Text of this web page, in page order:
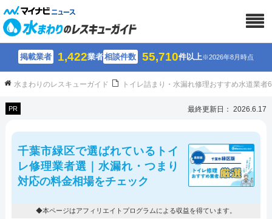
掲載業者 1,422業者相談件数 55,710件以上※2026年8月時点
水まわりのレスキューガイド トイレ詰まり・水漏れ修理おすすめ水道業
PR 最終更新日： 2026.6.17
千葉市緑区で選ばれているトイ
レ修理業者選｜水漏れ・つまり
対応の料金相場をチェック
◆本ページはアフィリエイトプログラムによる収益を得ています。